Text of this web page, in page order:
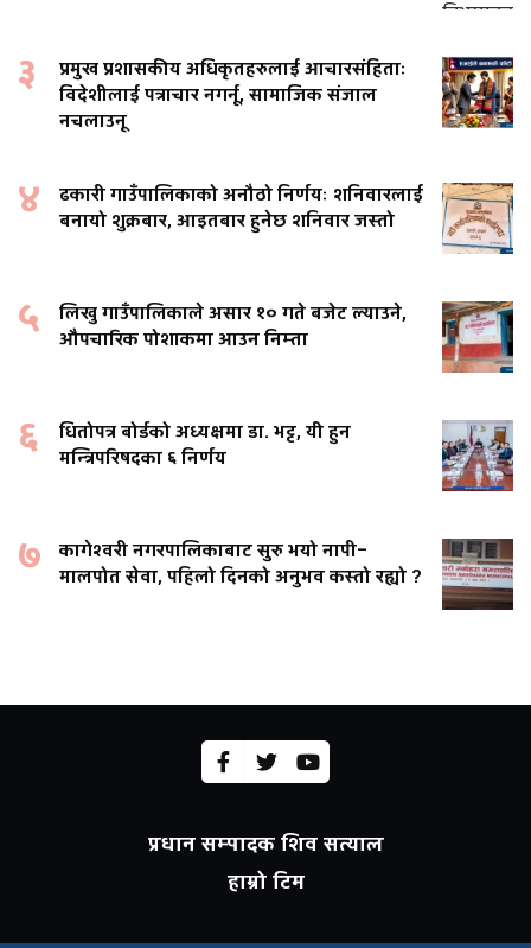
३
प्रमुख प्रशासकीय अधिकृतहरुलाई आचारसंहिताः
विदेशीलाई पत्राचार नगर्नू, सामाजिक संजाल
नचलाउनू
४
ढकारी गाउँपालिकाको अनौठो निर्णयः शनिवारलाई
बनायो शुक्रबार, आइतबार हुनेछ शनिवार जस्तो
५
लिखु गाउँपालिकाले असार १० गते बजेट ल्याउने,
औपचारिक पोशाकमा आउन निम्ता
६
धितोपत्र बोर्डको अध्यक्षमा डा. भट्ट, यी हुन
मन्त्रिपरिषदका ६ निर्णय
७
कागेश्वरी नगरपालिकाबाट सुरु भयो नापी–
मालपोत सेवा, पहिलो दिनको अनुभव कस्तो रह्यो ?
प्रधान सम्पादक शिव सत्याल
हाम्रो टिम